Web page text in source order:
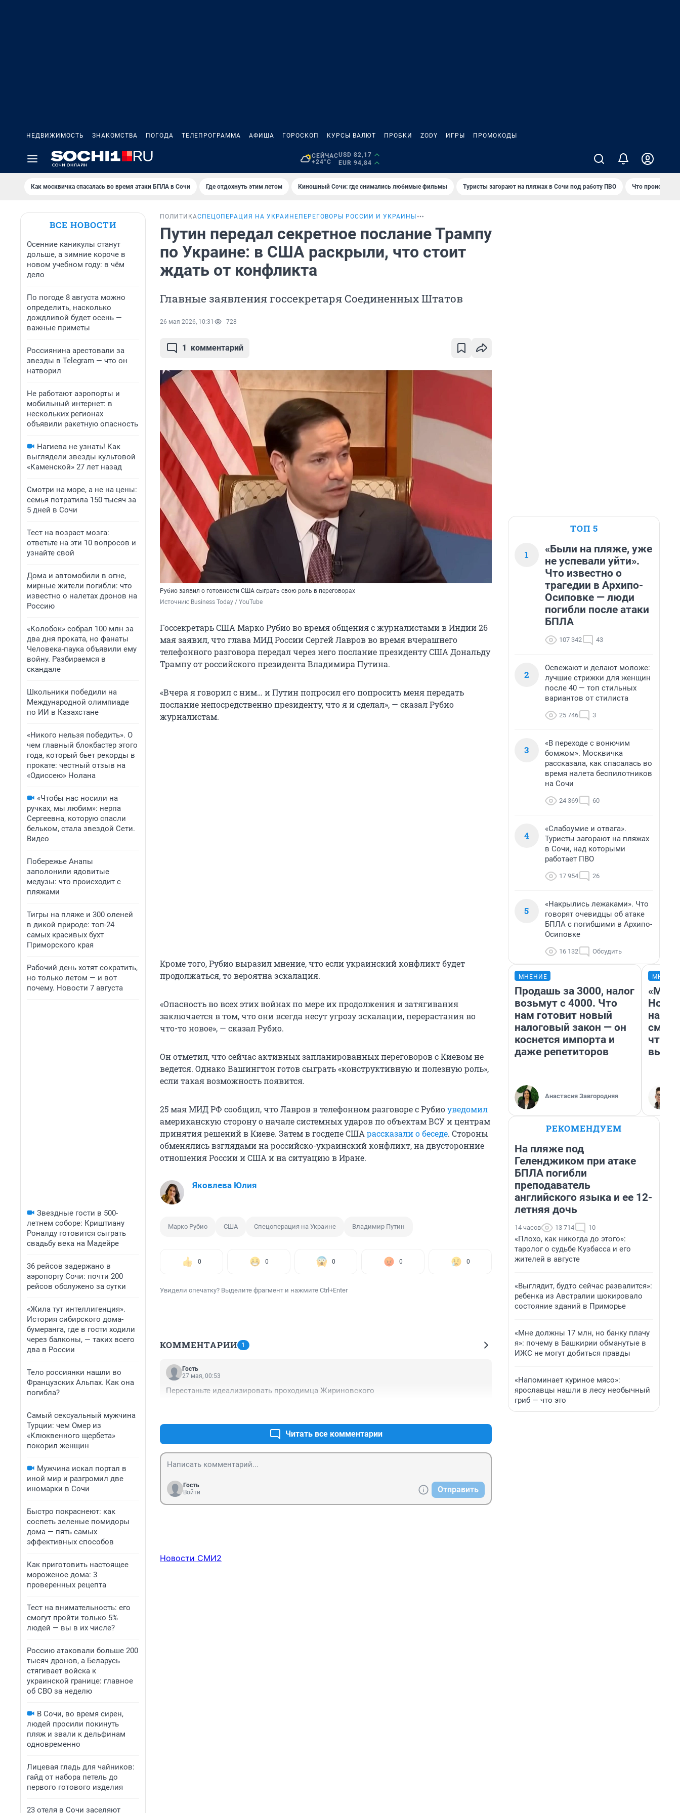
НЕДВИЖИМОСТЬ ЗНАКОМСТВА ПОГОДА ТЕЛЕПРОГРАММА АФИША ГОРОСКОП КУРСЫ ВАЛЮТ ПРОБКИ ZODY ИГРЫ ПРОМОКОДЫ
СЕЙЧАС
+24°C
USD 82,17
EUR 94,84
Как москвичка спасалась во время атаки БПЛА в Сочи Где отдохнуть этим летом Киношный Сочи: где снимались любимые фильмы Туристы загорают на пляжах в Сочи под работу ПВО Что происходит
ВСЕ НОВОСТИ
Осенние каникулы станут
дольше, а зимние короче в
новом учебном году: в чём
дело
По погоде 8 августа можно
определить, насколько
дождливой будет осень —
важные приметы
Россиянина арестовали за
звезды в Telegram — что он
натворил
Не работают аэропорты и
мобильный интернет: в
нескольких регионах
объявили ракетную опасность
Нагиева не узнать! Как
выглядели звезды культовой
«Каменской» 27 лет назад
Смотри на море, а не на цены:
семья потратила 150 тысяч за
5 дней в Сочи
Тест на возраст мозга:
ответьте на эти 10 вопросов и
узнайте свой
Дома и автомобили в огне,
мирные жители погибли: что
известно о налетах дронов на
Россию
«Колобок» собрал 100 млн за
два дня проката, но фанаты
Человека-паука объявили ему
войну. Разбираемся в
скандале
Школьники победили на
Международной олимпиаде
по ИИ в Казахстане
«Никого нельзя победить». О
чем главный блокбастер этого
года, который бьет рекорды в
прокате: честный отзыв на
«Одиссею» Нолана
«Чтобы нас носили на
ручках, мы любим»: нерпа
Сергеевна, которую спасли
бельком, стала звездой Сети.
Видео
Побережье Анапы
заполонили ядовитые
медузы: что происходит с
пляжами
Тигры на пляже и 300 оленей
в дикой природе: топ-24
самых красивых бухт
Приморского края
Рабочий день хотят сократить,
но только летом — и вот
почему. Новости 7 августа
Звездные гости в 500-
летнем соборе: Криштиану
Роналду готовится сыграть
свадьбу века на Мадейре
36 рейсов задержано в
аэропорту Сочи: почти 200
рейсов обслужено за сутки
«Жила тут интеллигенция».
История сибирского дома-
бумеранга, где в гости ходили
через балконы, — таких всего
два в России
Тело россиянки нашли во
Французских Альпах. Как она
погибла?
Самый сексуальный мужчина
Турции: чем Омер из
«Клюквенного щербета»
покорил женщин
Мужчина искал портал в
иной мир и разгромил две
иномарки в Сочи
Быстро покраснеют: как
соспеть зеленые помидоры
дома — пять самых
эффективных способов
Как приготовить настоящее
мороженое дома: 3
проверенных рецепта
Тест на внимательность: его
смогут пройти только 5%
людей — вы в их числе?
Россию атаковали больше 200
тысяч дронов, а Беларусь
стягивает войска к
украинской границе: главное
об СВО за неделю
В Сочи, во время сирен,
людей просили покинуть
пляж и звали к дельфинам
одновременно
Лицевая гладь для чайников:
гайд от набора петель до
первого готового изделия
23 отеля в Сочи заселяют
ПОЛИТИКАСПЕЦОПЕРАЦИЯ НА УКРАИНЕ ПЕРЕГОВОРЫ РОССИИ И УКРАИНЫ
Путин передал секретное послание Трампу
по Украине: в США раскрыли, что стоит
ждать от конфликта
Главные заявления госсекретаря Соединенных Штатов
26 мая 2026, 10:31 728
1 комментарий
Рубио заявил о готовности США сыграть свою роль в переговорах
Источник: Business Today / YouTube
Госсекретарь США Марко Рубио во время общения с журналистами в Индии 26
мая заявил, что глава МИД России Сергей Лавров во время вчерашнего
телефонного разговора передал через него послание президенту США Дональду
Трампу от российского президента Владимира Путина.
«Вчера я говорил с ним… и Путин попросил его попросить меня передать
послание непосредственно президенту, что я и сделал», — сказал Рубио
журналистам.
Кроме того, Рубио выразил мнение, что если украинский конфликт будет
продолжаться, то вероятна эскалация.
«Опасность во всех этих войнах по мере их продолжения и затягивания
заключается в том, что они всегда несут угрозу эскалации, перерастания во
что-то новое», — сказал Рубио.
Он отметил, что сейчас активных запланированных переговоров с Киевом не
ведется. Однако Вашингтон готов сыграть «конструктивную и полезную роль»,
если такая возможность появится.
25 мая МИД РФ сообщил, что Лавров в телефонном разговоре с Рубиоуведомил
американскую сторону о начале системных ударов по объектам ВСУ и центрам
принятия решений в Киеве. Затем в госдепе США рассказали о беседе. Стороны
обменялись взглядами на российско-украинский конфликт, на двусторонние
отношения России и США и на ситуацию в Иране.
Яковлева Юлия
Марко Рубио США Спецоперация на Украине Владимир Путин
0 0 0 0 0
Увидели опечатку? Выделите фрагмент и нажмите Ctrl+Enter
КОММЕНТАРИИ 1
Гость
27 мая, 00:53
Перестаньте идеализировать проходимца Жириновского
Читать все комментарии
Гость
Войти
Отправить
Новости СМИ2
ТОП 5
1
«Были на пляже, уже
не успевали уйти».
Что известно о
трагедии в Архипо-
Осиповке — люди
погибли после атаки
БПЛА
107 342 43
2
Освежают и делают моложе:
лучшие стрижки для женщин
после 40 — топ стильных
вариантов от стилиста
25 746 3
3
«В переходе с вонючим
бомжом». Москвичка
рассказала, как спасалась во
время налета беспилотников
на Сочи
24 369 60
4
«Слабоумие и отвага».
Туристы загорают на пляжах
в Сочи, над которыми
работает ПВО
17 954 26
5
«Накрылись лежаками». Что
говорят очевидцы об атаке
БПЛА с погибшими в Архипо-
Осиповке
16 132 Обсудить
МНЕНИЕ
Продашь за 3000, налог
возьмут с 4000. Что
нам готовит новый
налоговый закон — он
коснется импорта и
даже репетиторов
Анастасия Завгородняя
«Мы
РЕКОМЕНДУЕМ
На пляже под
Геленджиком при атаке
БПЛА погибли
преподаватель
английского языка и ее 12-
летняя дочь
14 часов 13 714 10
«Плохо, как никогда до этого»:
таролог о судьбе Кузбасса и его
жителей в августе
«Выглядит, будто сейчас развалится»:
ребенка из Австралии шокировало
состояние зданий в Приморье
«Мне должны 17 млн, но банку плачу
я»: почему в Башкирии обманутые в
ИЖС не могут добиться правды
«Напоминает куриное мясо»:
ярославцы нашли в лесу необычный
гриб — что это